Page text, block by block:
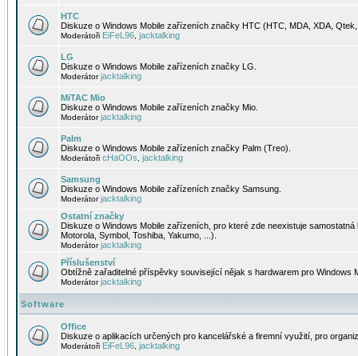
HTC
Diskuze o Windows Mobile zařízeních značky HTC (HTC, MDA, XDA,
Moderátoři EiFeL96 jacktalking
LG
Diskuze o Windows Mobile zařízeních značky LG.
Moderátorjacktalking
MiTAC Mio
Diskuze o Windows Mobile zařízeních značky Mio.
Moderátorjacktalking
Palm
Diskuze o Windows Mobile zařízeních značky Palm (Treo).
Moderátoři cHaOOs jacktalking
Samsung
Diskuze o Windows Mobile zařízeních značky Samsung.
Moderátorjacktalking
Ostatní značky
Diskuze o Windows Mobile zařízeních, pro které zde neexistuje
Motorola, Symbol, Toshiba, Yakumo, ...).
Moderátorjacktalking
Příslušenství
Obtížně zařaditelné příspěvky související nějak s hardwarem pro Windows
Moderátorjacktalking
Software
Office
Diskuze o aplikacích určených pro kancelářské a firemní využití, pro
Moderátoři EiFeL96 jacktalking